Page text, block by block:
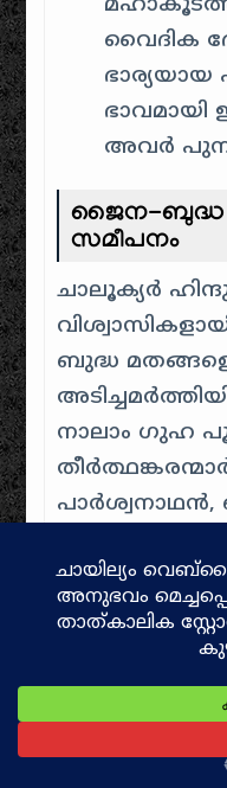
വൈദിക
ഭാര്യയായ
ഭാവമായി
അവർ
ജൈന-ബുദ്ധ
സമീപനം
ചാലൂക്യർ
ബുദ്ധ
നാലാം ഗുഹ
മേഗുതി ജൈന
രാജകീയ
ചൈനീസ്
സാങ് (Hiuen
ൽ പുലകേശി